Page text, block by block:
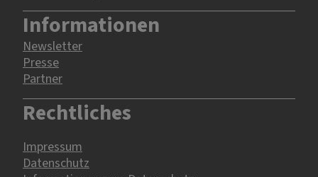
Informationen
Newsletter
Presse
Partner
Rechtliches
Impressum
Datenschutz